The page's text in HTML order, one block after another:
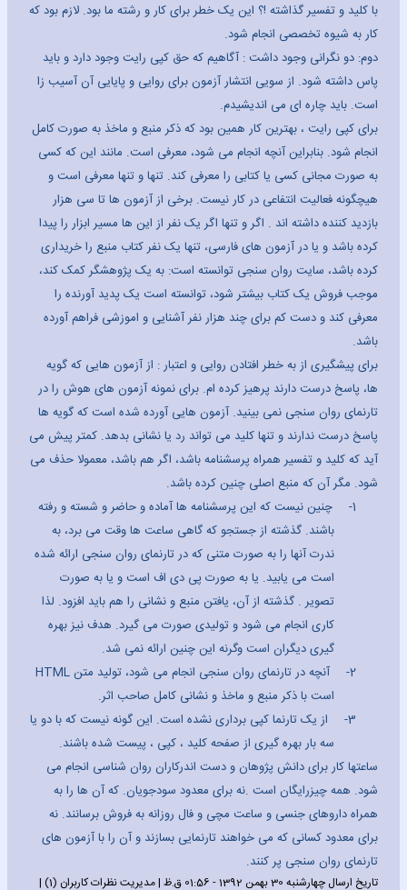
با کلید و تفسیر گذاشته !؟ این یک خطر برای کار و رشته ما بود. لازم بود که
کار به شیوه تخصصی انجام شود.
دوم: دو نگرانی وجود داشت : آگاهیم که حق کپی رایت وجود دارد و باید
پاس داشته شود. از سویی انتشار آزمون برای روایی و پایایی آن آسیب زا
است. باید چاره ای می اندیشیدم.
برای کپی رایت ، بهترین کار همین بود که ذکر منبع و ماخذ به صورت کامل
انجام شود. بنابراین آنچه انجام می شود، معرفی است. مانند این که کسی
به صورت مجانی کسی یا کتابی را معرفی کند. تنها و تنها معرفی است و
هیچگونه فعالیت انتفاعی در کار نیست. برخی از آزمون ها تا سی هزار
بازدید کننده داشته اند . اگر و تنها اگر یک نفر از این ها مسیر ابزار را پیدا
کرده باشد و یا در آزمون های فارسی، تنها یک نفر کتاب منبع را خریداری
کرده باشد، سایت روان سنجی توانسته است: به یک پژوهشگر کمک کند،
موجب فروش یک کتاب بیشتر شود، توانسته است یک پدید آورنده را
معرفی کند و دست کم برای چند هزار نفر آشنایی و اموزشی فراهم آورده
باشد.
برای پیشگیری از به خطر افتادن روایی و اعتبار : از آزمون هایی که گویه
ها، پاسخ درست دارند پرهیز کرده ام. برای نمونه آزمون های هوش را در
تارنمای روان سنجی نمی بینید. آزمون هایی آورده شده است که گویه ها
پاسخ درست ندارند و تنها کلید می تواند رد یا نشانی بدهد. کمتر پیش می
آید که کلید و تفسیر همراه پرسشنامه باشد، اگر هم باشد، معمولا حذف می
شود. مگر آن که منبع اصلی چنین کرده باشد.
1-
چنین نیست که این پرسشنامه ها آماده و حاضر و شسته و رفته
باشند. گذشته از جستجو که گاهی ساعت ها وقت می برد، به
ندرت آنها را به صورت متنی که در تارنمای روان سنجی ارائه شده
است می یابید. یا به صورت پی دی اف است و یا به صورت
تصویر . گذشته از آن، یافتن منبع و نشانی را هم باید افزود. لذا
کاری انجام می شود و تولیدی صورت می گیرد. هدف نیز بهره
گیری دیگران است وگرنه این چنین ارائه نمی شد.
2-
آنچه در تارنمای روان سنجی انجام می شود، تولید متن HTML
است با ذکر منبع و ماخذ و نشانی کامل صاحب اثر.
3-
از یک تارنما کپی برداری نشده است. این گونه نیست که با دو یا
سه بار بهره گیری از صفحه کلید ، کپی ، پیست شده باشند.
ساعتها کار برای دانش پژوهان و دست اندرکاران روان شناسی انجام می
شود. همه چیزرایگان است .نه برای معدود سودجویان. که آن ها را به
همراه داروهای جنسی و ساعت مچی و فال روزانه به فروش برسانند. نه
برای معدود کسانی که می خواهند تارنمایی بسازند و آن را با آزمون های
تارنمای روان سنجی پر کنند.
تاریخ ارسال چهارشنبه 30 بهمن 1392 - 01:56 ق.ظ | مدیریت نظرات کاربران (1) |